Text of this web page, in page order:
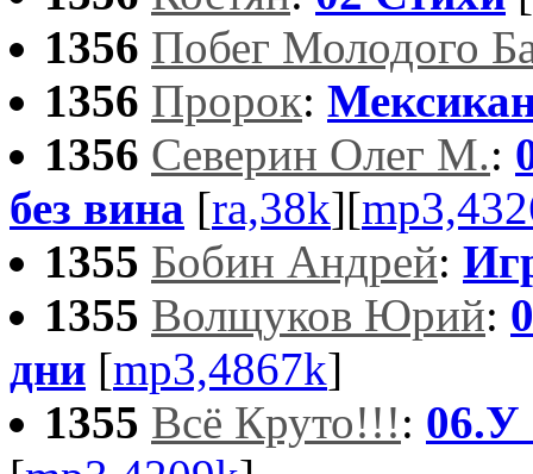
1356 Побег Молодого
1356 Пророк:
1356 Северин Олег М.:
без вина [ra,38k][
1355 Бобин Андрей:
1355 Волщуков Юрий:
дни [mp3,4867k]
1355 Всё Круто!!!: 06.У